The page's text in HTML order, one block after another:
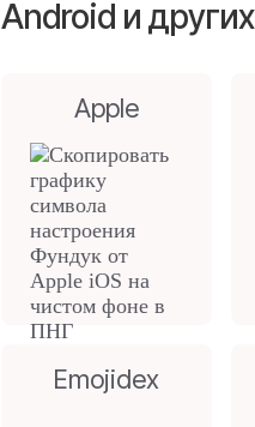
Android и
Apple
Emojidex